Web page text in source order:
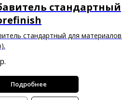
стандартный
стандартный для
р.
Подробнее